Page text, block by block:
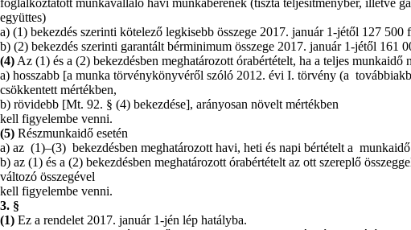
együttes)
a) (1) bekezdés szerinti kötelező legkisebb összege 2017. január 1-jétől 127
b) (2) bekezdés szerinti garantált bérminimum összege 2017. január 1-jétől 161
(4) Az (1) és a (2) bekezdésben meghatározott órabértételt, ha a teljes munkaidő
a) hosszabb [a munka törvénykönyvéről szóló 2012. évi I. törvény (a
csökkentett mértékben,
b) rövidebb [Mt. 92. § (4) bekezdése], arányosan növelt mértékben
kell figyelembe venni.
(5) Részmunkaidő esetén
a) az (1)–(3) bekezdésben meghatározott havi, heti és napi bértételt a
b) az (1) és a (2) bekezdésben meghatározott órabértételt az ott szereplő
változó összegével
kell figyelembe venni.
3. §
(1) Ez a rendelet 2017. január 1-jén lép hatályba.